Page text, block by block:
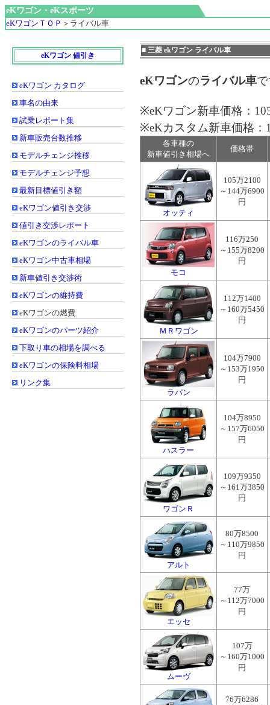
eKワゴン・eKスポーツ
eKワゴンＴＯＰ ＞ ライバル車
eKワゴン 値引き
eKワゴン カタログ
車名の由来
試乗レポート集
新車販売台数推移
モデルチェンジ推移
モデルチェンジ予想
最新目標値引き額
eKワゴン値引き交渉
値引き交渉レポート
eKワゴンのライバル車
eKワゴン中古車相場
新車値引き交渉術
eKワゴンの維持費
eKワゴンの燃費
eKワゴンのパーツ紹介
下取り車の相場を調べる
eKワゴンの保険料相場
リンク集
■ 三菱 ekワゴン ライバル車
eKワゴンのライバル車
※eKワゴン新車価格：
※eKカスタム新車価格：
各車種の
新車値引き相場へ
価格帯
オッティ
105万2100
～144万6900
円
モコ
116万250
～155万8200
円
ＭＲワゴン
112万1400
～160万5450
円
ラパン
104万7900
～153万1950
円
ハスラー
104万8950
～157万6050
円
ワゴンＲ
109万9350
～161万3850
円
アルト
80万8500
～110万9850
円
エッセ
77万
～112万7000
円
ムーヴ
107万
～160万1000
円
76万6286